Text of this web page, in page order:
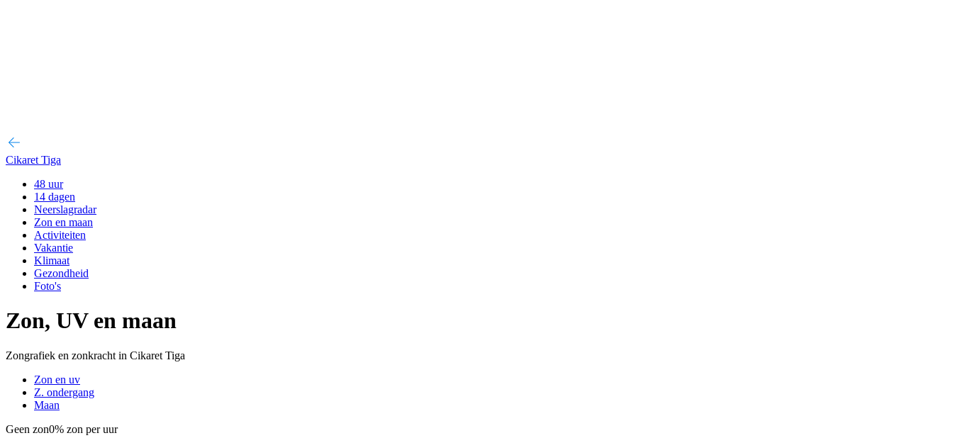
Cikaret Tiga
48 uur
14 dagen
Neerslagradar
Zon en maan
Activiteiten
Vakantie
Klimaat
Gezondheid
Foto's
Zon, UV en maan
Zongrafiek en zonkracht in Cikaret Tiga
Zon en uv
Z. ondergang
Maan
Geen zon0% zon per uur